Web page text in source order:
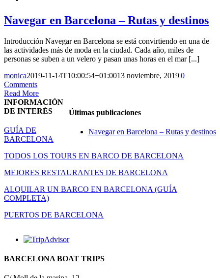
Navegar en Barcelona – Rutas y destinos
Introducción Navegar en Barcelona se está convirtiendo en una de
las actividades más de moda en la ciudad. Cada año, miles de
personas se suben a un velero y pasan unas horas en el mar [...]
monica2019-11-14T10:00:54+01:0013 noviembre, 2019|0
Comments
Read More
Últimas publicaciones
Navegar en Barcelona – Rutas y destinos
INFORMACIÓN
DE INTERÉS
GUÍA DE
BARCELONA
TODOS LOS TOURS EN BARCO DE BARCELONA
MEJORES RESTAURANTES DE BARCELONA
ALQUILAR UN BARCO EN BARCELONA (GUÍA
COMPLETA)
PUERTOS DE BARCELONA
BARCELONA BOAT TRIPS